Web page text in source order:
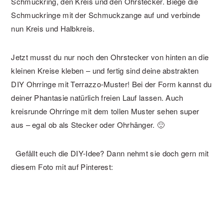
Schmuckringe mit der Schmuckzange auf und verbinde
nun Kreis und Halbkreis.
Jetzt musst du nur noch den Ohrstecker von hinten an die
kleinen Kreise kleben – und fertig sind deine abstrakten
DIY Ohrringe mit Terrazzo-Muster! Bei der Form kannst du
deiner Phantasie natürlich freien Lauf lassen. Auch
kreisrunde Ohrringe mit dem tollen Muster sehen super
aus – egal ob als Stecker oder Ohrhänger. 🙂
Gefällt euch die DIY-Idee? Dann nehmt sie doch gern mit
diesem Foto mit auf Pinterest: